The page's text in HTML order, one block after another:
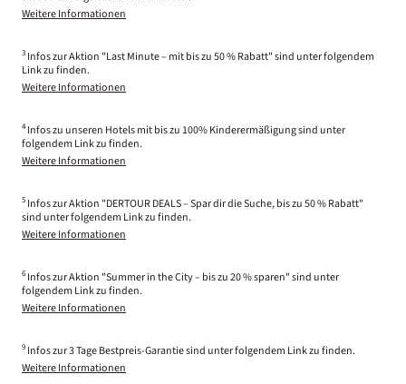
Weitere Informationen
3 Infos zur Aktion "Last Minute – mit bis zu 50 % Rabatt" sind unter folgendem
Link zu finden.
Weitere Informationen
4 Infos zu unseren Hotels mit bis zu 100% Kinderermäßigung sind unter
folgendem Link zu finden.
Weitere Informationen
5 Infos zur Aktion "DERTOUR DEALS – Spar dir die Suche, bis zu 50 % Rabatt"
sind unter folgendem Link zu finden.
Weitere Informationen
6 Infos zur Aktion "Summer in the City – bis zu 20 % sparen" sind unter
folgendem Link zu finden.
Weitere Informationen
9 Infos zur 3 Tage Bestpreis-Garantie sind unter folgendem Link zu finden.
Weitere Informationen